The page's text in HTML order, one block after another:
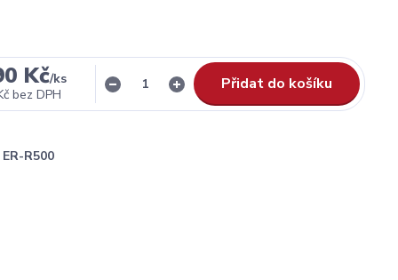
Kč/ks
bez DPH
Přidat do košíku
ER-R500